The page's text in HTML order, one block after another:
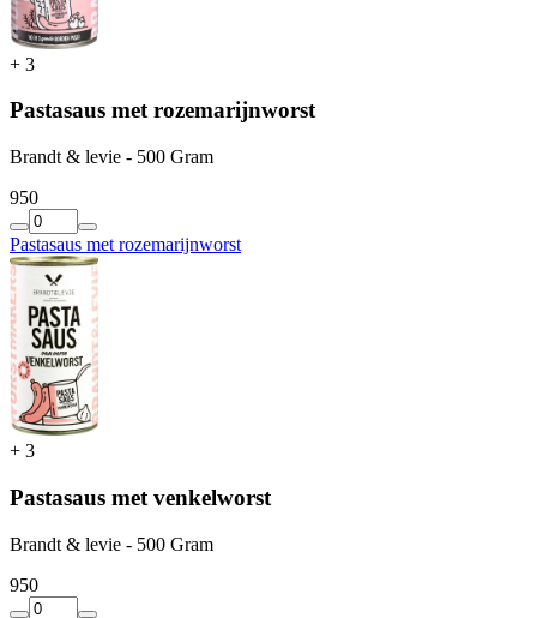
+ 3
Pastasaus met rozemarijnworst
Brandt & levie - 500 Gram
950
Pastasaus met rozemarijnworst
+ 3
Pastasaus met venkelworst
Brandt & levie - 500 Gram
950